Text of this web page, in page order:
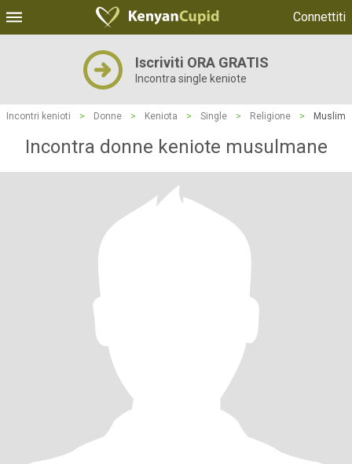
Connettiti
Iscriviti ORA GRATIS
Incontra single keniote
Incontri kenioti > Donne > Keniota > Single > Religione > Muslim
Incontra donne keniote musulmane